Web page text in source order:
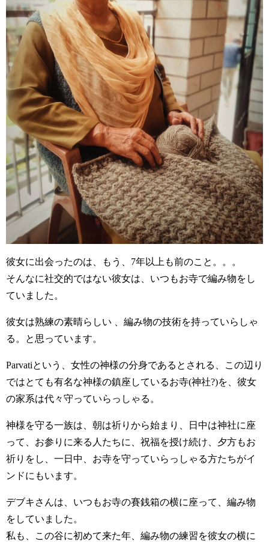
彼女に出会ったのは、もう、7年以上も前のこと。。。
そんなに社交的ではない彼女は、いつもお寺で編み物をし
ていました。
彼女は熟練の素晴らしい 、編み物の技術を持っていらしゃ
る。と思っています。
Parvatiという、女性の神様の分身であるとされる、この辺り
ではとても有名な神様の鎮座しているお寺(神社?)を、彼女
の家系は代々守っていらっしゃる。
神様を守る一族は、朝は祈りから始まり、日中は神社に座
って、お参りに来る人たちに、祝福を授け続け、夕方もお
祈りをし、一日中、お寺を守っていらっしゃる方たちがイ
ンドにもいます。
デブキさんは、いつもお寺の賽銭箱の横に座って、編み物
をしていました。
私も、この谷に初めて来た年、編み物の練習を彼女の横に